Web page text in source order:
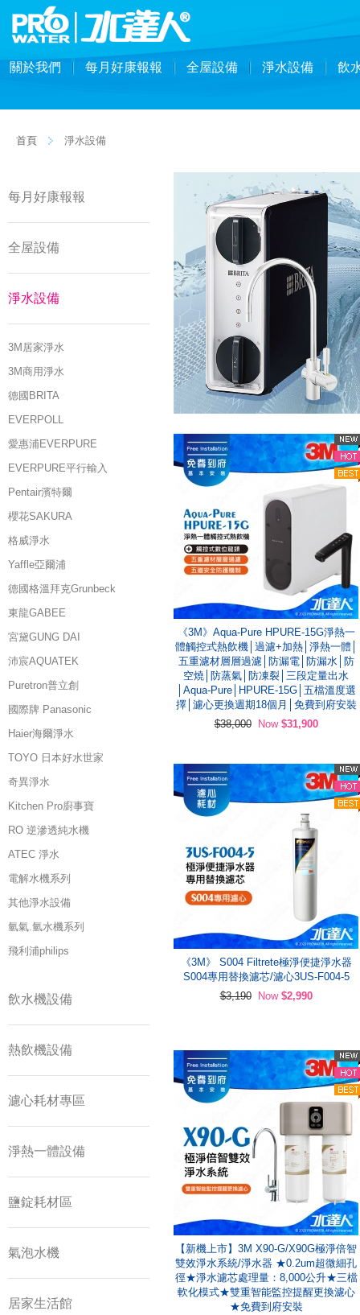
關於我們 每月好康報報 全屋設備 淨水設備 飲
首頁 淨水設備
每月好康報報
全屋設備
淨水設備
3M居家淨水
3M商用淨水
德國BRITA
EVERPOLL
愛惠浦EVERPURE
EVERPURE平行輸入
Pentair濱特爾
櫻花SAKURA
格威淨水
Yaffle亞爾浦
德國格溫拜克Grunbeck
東龍GABEE
宮黛GUNG DAI
沛宸AQUATEK
Puretron普立創
國際牌 Panasonic
Haier海爾淨水
TOYO 日本好水世家
奇異淨水
Kitchen Pro廚事寶
RO 逆滲透純水機
ATEC 淨水
電解水機系列
其他淨水設備
氫氣.氫水機系列
飛利浦philips
飲水機設備
熱飲機設備
濾心耗材專區
淨熱一體設備
鹽錠耗材區
氣泡水機
居家生活館
《3M》Aqua-Pure HPURE-15G淨熱一
體觸控式熱飲機│過濾+加熱│淨熱一體│
五重濾材層層過濾│防漏電│防漏水│防
空燒│防蒸氣│防凍裂│三段定量出水
│Aqua-Pure│HPURE-15G│五檔溫度選
擇│濾心更換週期18個月│免費到府安裝
$38,000
Now $31,900
《3M》 S004 Filtrete極淨便捷淨水器
S004專用替換濾芯/濾心3US-F004-5
$3,190
Now $2,990
【新機上市】3M X90-G/X90G極淨倍智
雙效淨水系統/淨水器 ★0.2um超微細孔
徑★淨水濾芯處理量：8,000公升★三檔
軟化模式★雙重智能監控提醒更換濾心
★免費到府安裝